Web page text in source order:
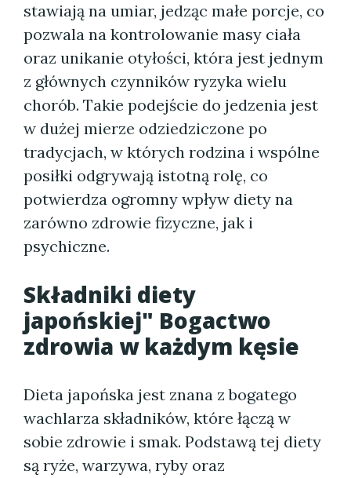
stawiają na umiar, jedząc małe porcje, co
pozwala na kontrolowanie masy ciała
oraz unikanie otyłości, która jest jednym
z głównych czynników ryzyka wielu
chorób. Takie podejście do jedzenia jest
w dużej mierze odziedziczone po
tradycjach, w których rodzina i wspólne
posiłki odgrywają istotną rolę, co
potwierdza ogromny wpływ diety na
zarówno zdrowie fizyczne, jak i
psychiczne.
Składniki diety
japońskiej" Bogactwo
zdrowia w każdym kęsie
Dieta japońska jest znana z bogatego
wachlarza składników, które łączą w
sobie zdrowie i smak. Podstawą tej diety
są ryże, warzywa, ryby oraz